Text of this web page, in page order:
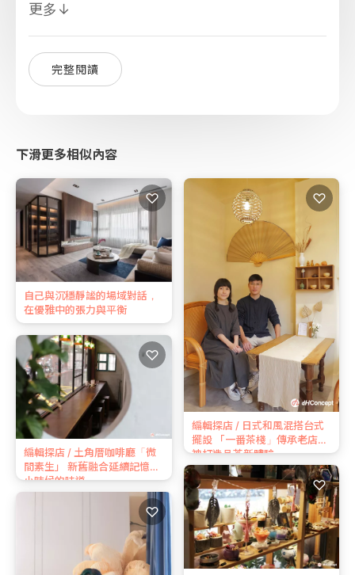
更多↓
完整閱讀
下滑更多相似內容
自己與沉穩靜謐的場域對話，
在優雅中的張力與平衡
♡
編輯探店 / 日式和風混搭台式
擺設 「一番茶棧」傳承老店精
神打造品茶新體驗
♡
編輯探店 / 土角厝咖啡廳「微
間素生」 新舊融合延續記憶中
小時候的味道
♡
♡
♡